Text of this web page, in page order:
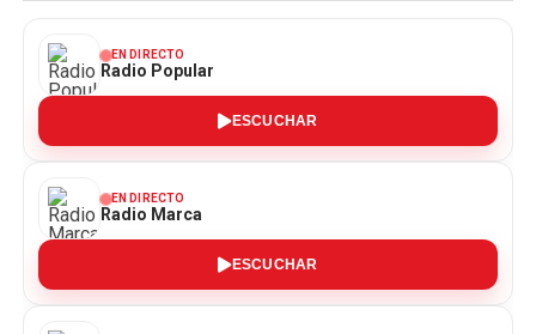
EN DIRECTO
Radio Popular
ESCUCHAR
EN DIRECTO
Radio Marca
ESCUCHAR